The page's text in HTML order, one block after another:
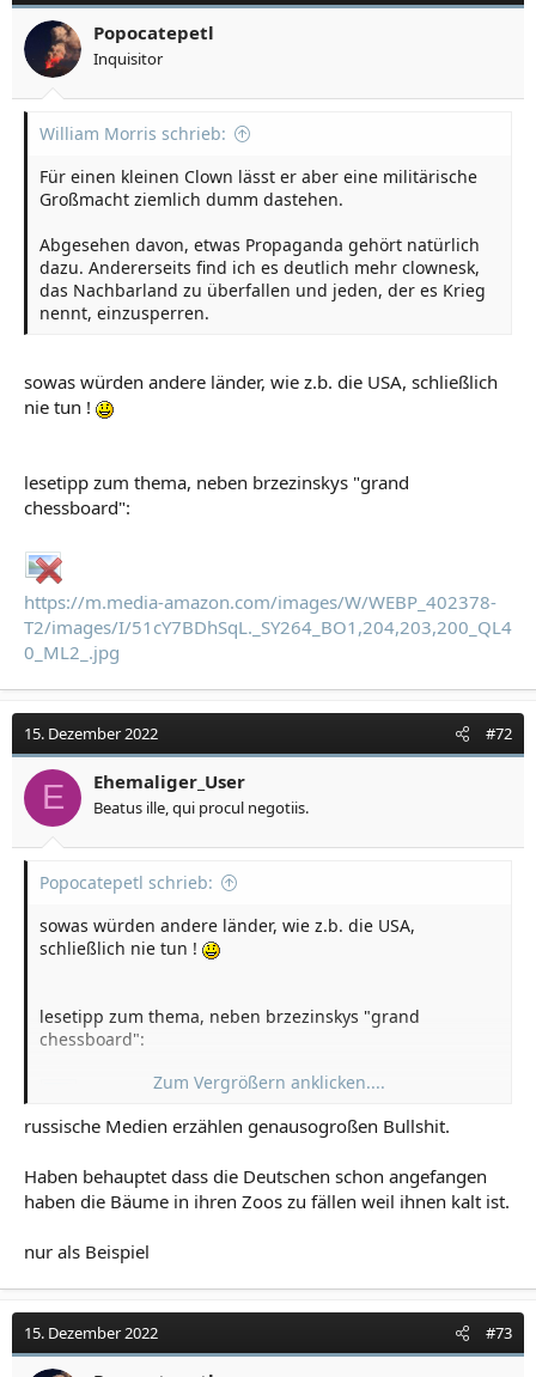
Popocatepetl
Inquisitor
William Morris schrieb:
Für einen kleinen Clown lässt er aber eine militärische
Großmacht ziemlich dumm dastehen.
Abgesehen davon, etwas Propaganda gehört natürlich
dazu. Andererseits find ich es deutlich mehr clownesk,
das Nachbarland zu überfallen und jeden, der es Krieg
nennt, einzusperren.
sowas würden andere länder, wie z.b. die USA, schließlich
nie tun !
lesetipp zum thema, neben brzezinskys "grand
chessboard":
https://m.media-amazon.com/images/W/WEBP_402378-
T2/images/I/51cY7BDhSqL._SY264_BO1,204,203,200_QL4
0_ML2_.jpg
15. Dezember 2022 #72
E Ehemaliger_User
Beatus ille, qui procul negotiis.
Popocatepetl schrieb:
sowas würden andere länder, wie z.b. die USA,
schließlich nie tun !
lesetipp zum thema, neben brzezinskys "grand
chessboard":
https://m.media-amazon.com/images/W/WEBP_402378-
_ML2_.jpg
Zum Vergrößern anklicken....
russische Medien erzählen genausogroßen Bullshit.
Haben behauptet dass die Deutschen schon angefangen
haben die Bäume in ihren Zoos zu fällen weil ihnen kalt ist.
nur als Beispiel
15. Dezember 2022 #73